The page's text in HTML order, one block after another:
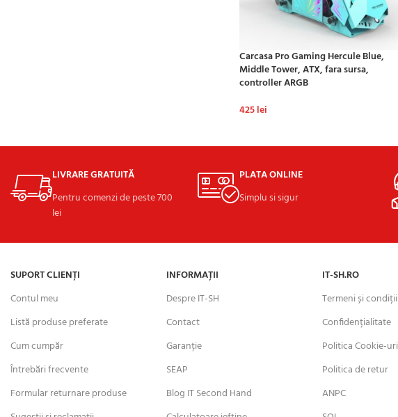
Carcasa Pro Gaming Hercule Blue,
Middle Tower, ATX, fara sursa,
controller ARGB
425lei
LIVRARE GRATUITĂ
Pentru comenzi de peste 700
lei
PLATA ONLINE
Simplu si sigur
SUPORT CLIENȚI
Contul meu
Listă produse preferate
Cum cumpăr
Întrebări frecvente
Formular returnare produse
INFORMAȚII
Despre IT-SH
Contact
Garanție
SEAP
Blog IT Second Hand
IT-SH.RO
Termeni și condiții
Confidențialitate
Politica Cookie-uri
Politica de retur
ANPC